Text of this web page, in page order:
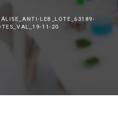
LEB_LOTE_63189-
11-20